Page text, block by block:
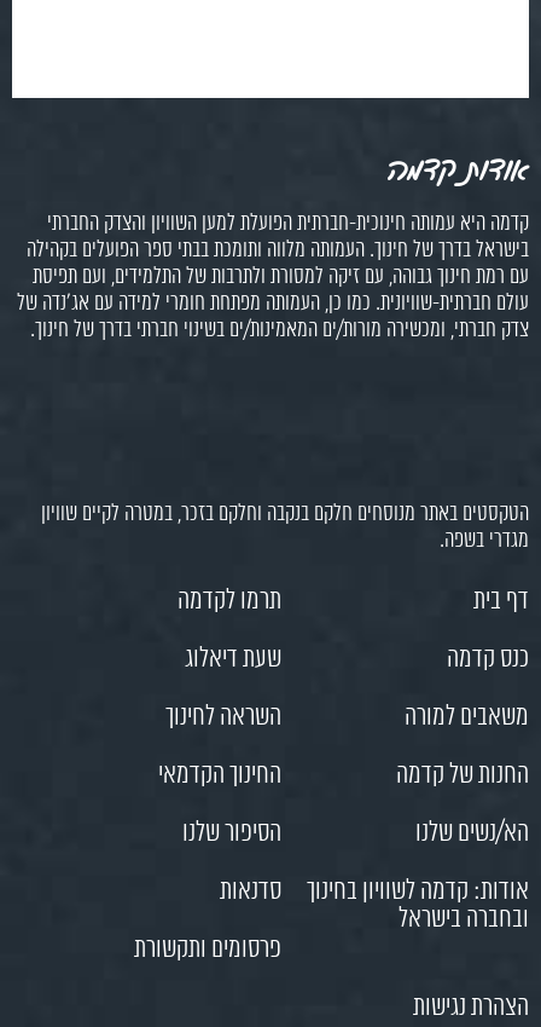
אודות קדמה
קדמה היא עמותה חינוכית-חברתית הפועלת למען השוויון והצדק החברתי
בישראל בדרך של חינוך. העמותה מלווה ותומכת בבתי ספר הפועלים בקהילה
עם רמת חינוך גבוהה, עם זיקה למסורת ולתרבות של התלמידים, ועם תפיסת
עולם חברתית-שוויונית. כמו כן, העמותה מפתחת חומרי למידה עם אג'נדה של
צדק חברתי, ומכשירה מורות/ים המאמינות/ים בשינוי חברתי בדרך של חינוך.
הטקסטים באתר מנוסחים חלקם בנקבה וחלקם בזכר, במטרה לקיים שוויון
מגדרי בשפה.
דף בית
תרמו לקדמה
כנס קדמה
שעת דיאלוג
משאבים למורה
השראה לחינוך
החנות של קדמה
החינוך הקדמאי
הא/נשים שלנו
הסיפור שלנו
אודות: קדמה לשוויון בחינוך
ובחברה בישראל
סדנאות
פרסומים ותקשורת
הצהרת נגישות